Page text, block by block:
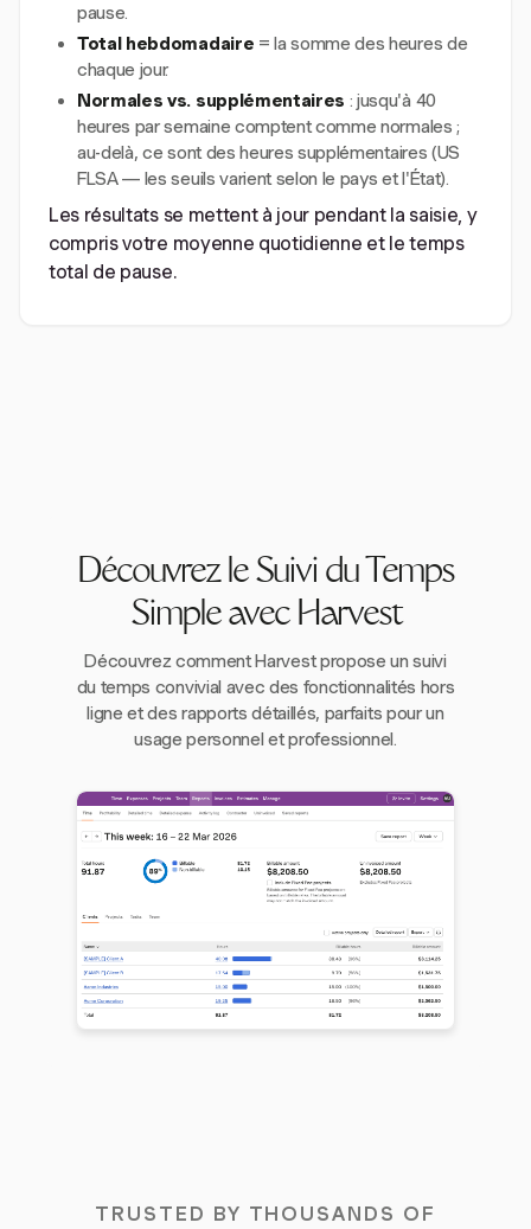
pause.
Total hebdomadaire = la somme des heures de
chaque jour.
Normales vs. supplémentaires : jusqu'à 40
heures par semaine comptent comme normales ;
au-delà, ce sont des heures supplémentaires (US
FLSA — les seuils varient selon le pays et l'État).
Les résultats se mettent à jour pendant la saisie, y
compris votre moyenne quotidienne et le temps
total de pause.
Découvrez le Suivi du Temps
Simple avec Harvest
Découvrez comment Harvest propose un suivi
du temps convivial avec des fonctionnalités hors
ligne et des rapports détaillés, parfaits pour un
usage personnel et professionnel.
TRUSTED BY THOUSANDS OF